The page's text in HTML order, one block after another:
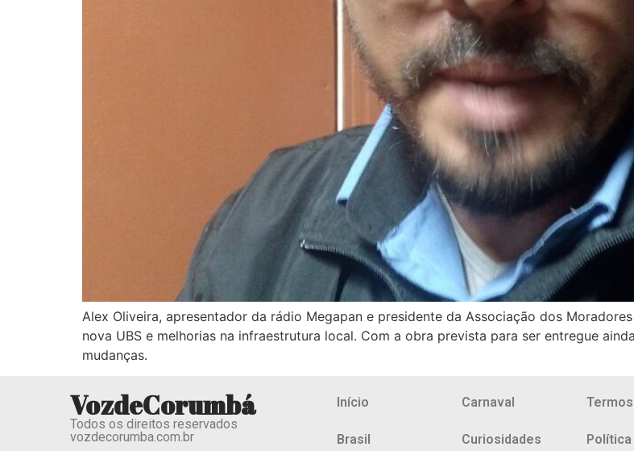
Alex Oliveira, apresentador da rádio Megapan e presidente da Associação dos
nova UBS e melhorias na infraestrutura local. Com a obra prevista para ser entregue
mudanças.
VozdeCorumbá
Todos os direitos reservados
vozdecorumba.com.br
Início
Brasil
Carnaval
Curiosidades